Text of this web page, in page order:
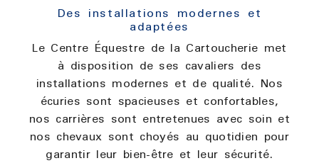
Des installations modernes et
adaptées
Le Centre Équestre de la Cartoucherie met
à disposition de ses cavaliers des
installations modernes et de qualité. Nos
écuries sont spacieuses et confortables,
nos carrières sont entretenues avec soin et
nos chevaux sont choyés au quotidien pour
garantir leur bien-être et leur sécurité.